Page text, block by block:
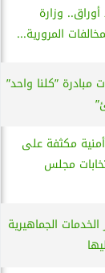
وزارة
المرورية...
مبادرة ”كلنا واحد”
أمنية مكثفة على
مجلس
الجماهيرية